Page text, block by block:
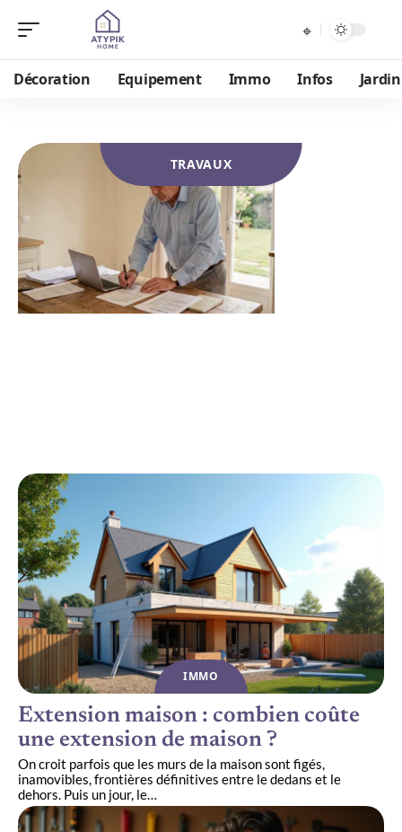
Décoration Equipement Immo Infos Jardin
TRAVAUX
IMMO
Extension maison : combien coûte
une extension de maison ?
On croit parfois que les murs de la maison sont figés,
inamovibles, frontières définitives entre le dedans et le
dehors. Puis un jour, le…